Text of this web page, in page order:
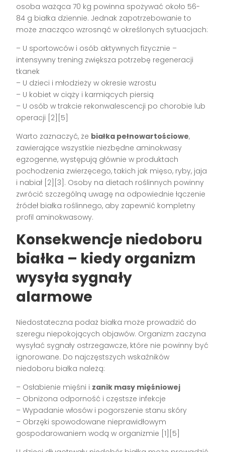
osoba ważąca 70 kg powinna spożywać około 56-
84 g białka dziennie. Jednak zapotrzebowanie to
może znacząco wzrosnąć w określonych sytuacjach:
– U sportowców i osób aktywnych fizycznie –
intensywny trening zwiększa potrzebę regeneracji
tkanek
– U dzieci i młodzieży w okresie wzrostu
– U kobiet w ciąży i karmiących piersią
– U osób w trakcie rekonwalescencji po chorobie lub
operacji [2][5]
Warto zaznaczyć, że białka pełnowartościowe,
zawierające wszystkie niezbędne aminokwasy
egzogenne, występują głównie w produktach
pochodzenia zwierzęcego, takich jak mięso, ryby, jaja
i nabiał [2][3]. Osoby na dietach roślinnych powinny
zwrócić szczególną uwagę na odpowiednie łączenie
źródeł białka roślinnego, aby zapewnić kompletny
profil aminokwasowy.
Konsekwencje niedoboru
białka – kiedy organizm
wysyła sygnały
alarmowe
Niedostateczna podaż białka może prowadzić do
szeregu niepokojących objawów. Organizm zaczyna
wysyłać sygnały ostrzegawcze, które nie powinny być
ignorowane. Do najczęstszych wskaźników
niedoboru białka należą:
– Osłabienie mięśni i zanik masy mięśniowej
– Obniżona odporność i częstsze infekcje
– Wypadanie włosów i pogorszenie stanu skóry
– Obrzęki spowodowane nieprawidłowym
gospodarowaniem wodą w organizmie [1][5]